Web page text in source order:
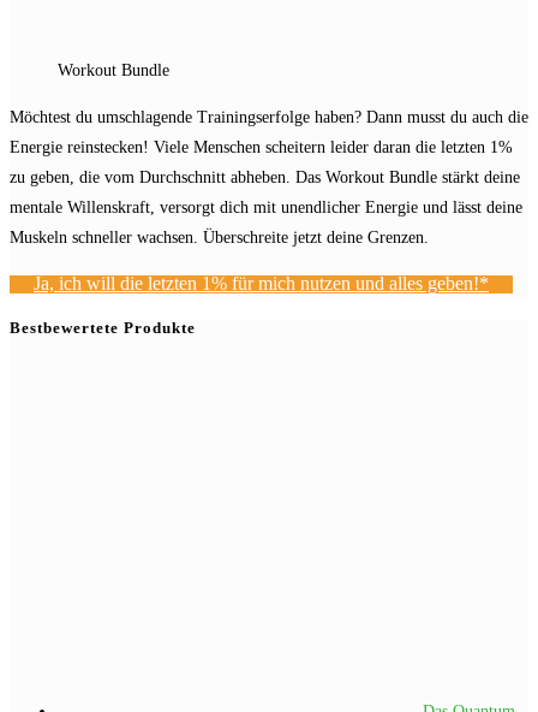
Workout Bundle
Möchtest du umschlagende Trainingserfolge haben? Dann musst du auch die
Energie reinstecken! Viele Menschen scheitern leider daran die letzten 1%
zu geben, die vom Durchschnitt abheben. Das Workout Bundle stärkt deine
mentale Willenskraft, versorgt dich mit unendlicher Energie und lässt deine
Muskeln schneller wachsen. Überschreite jetzt deine Grenzen.
Ja, ich will die letzten 1% für mich nutzen und alles geben!*
Bestbewertete Produkte